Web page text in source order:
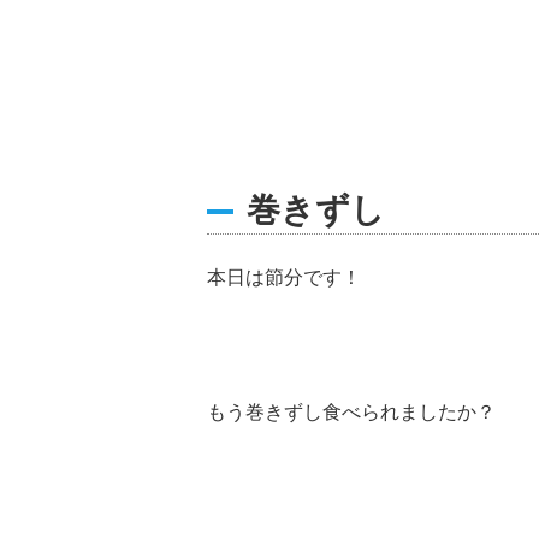
巻きずし
本日は節分です！
もう巻きずし食べられましたか？